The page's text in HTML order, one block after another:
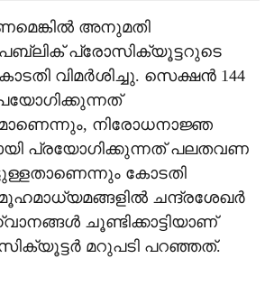
അനുമതി
പ്രോസിക്യൂട്ടറുടെ
വിമര്‍ശിച്ചു. സെക്ഷന്‍ 144
നിരോധനാജ്ഞ
പ്രയോഗിക്കുന്നത് പലതവണ
കോടതി
ചന്ദ്രശേഖര്‍
ചൂണ്ടിക്കാട്ടിയാണ്
മറുപടി പറഞ്ഞത്.